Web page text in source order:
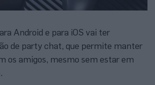
Android e para iOS vai ter
de party chat, que permite manter
os amigos, mesmo sem estar em